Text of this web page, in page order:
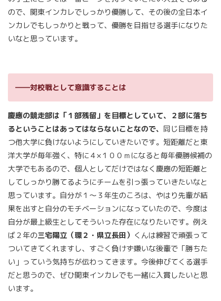
ので、関東インカレでしっかり優勝して、その後の全日本イ
ンカレでもしっかりと戦って、優勝を目指せる選手になりた
いなと思っています。
――対校戦として意識することは
慶應の競走部は「１部残留」を目標としていて、２部に落ち
るということはあってはならないことなので、 同じ目標を持
つ他大学に負けないようにしていきたいです。短距離だと東
洋大学が毎年強く、特に４×１００ｍになると毎年優勝候補の
大学でもあるので、個人としてだけではなく慶應の短距離と
してしっかり勝てるようにチームを引っ張っていきたいなと
思っています。自分が１～３年生のころは、やはり先輩が結
果を出すと自分のモチベーションになっていたので、今度は
自分が最上級生としてそういった存在になりたいです。例え
ば２年の三宅陽立（環２・県立長田） くんは練習で頑張って
ついてきてくれますし、すごく負けず嫌いな後輩で「勝ちた
い」っていう気持ちが伝わってきます。今後伸びてくる選手
だと思うので、ぜひ関東インカレでも一緒に入賞したいと思
います。